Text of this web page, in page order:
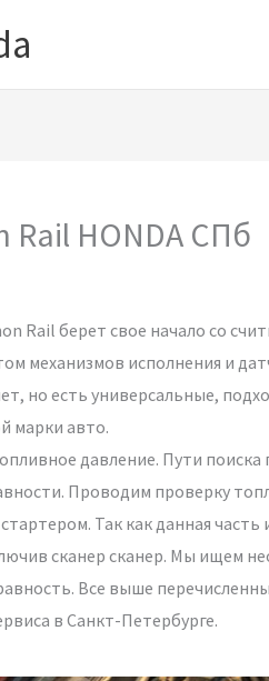
Rail HONDA СПб
Rail берет свое начало со
механизмов исполнения и
но есть универсальные,
марки авто.
давление. Пути поиска
Проводим проверку
Так как данная
сканер сканер. Мы ищем
Все выше
в Санкт-Петербурге.